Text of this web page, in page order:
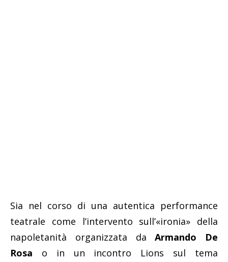
Sia nel corso di una autentica performance
teatrale come l’intervento sull’«ironia» della
napoletanità organizzata daArmando De
Rosa o in un incontro Lions sul tema